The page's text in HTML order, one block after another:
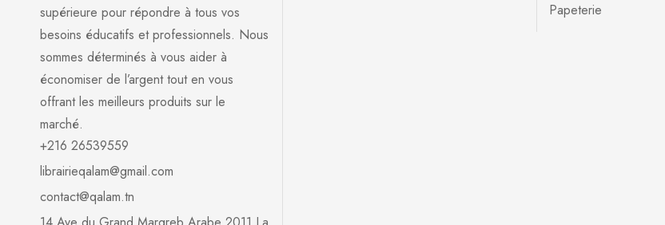
supérieure pour répondre à tous vos
besoins éducatifs et professionnels. Nous
sommes déterminés à vous aider à
économiser de l’argent tout en vous
offrant les meilleurs produits sur le
marché.
+216 26539559
librairieqalam@gmail.com
contact@qalam.tn
Papeterie